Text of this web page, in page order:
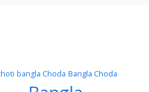
bangla Choda Bangla Choda